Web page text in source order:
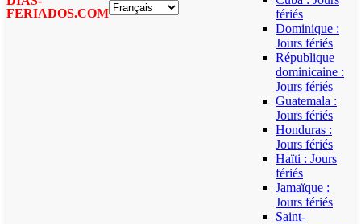
FERIADOS.COM
fériés
Dominique :
Jours fériés
République
dominicaine :
Jours fériés
Guatemala :
Jours fériés
Honduras :
Jours fériés
Haïti : Jours
fériés
Jamaïque :
Jours fériés
Saint-